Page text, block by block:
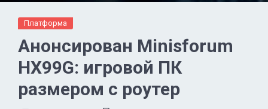
Платформа
Анонсирован Minisforum
HX99G: игровой ПК
размером с роутер